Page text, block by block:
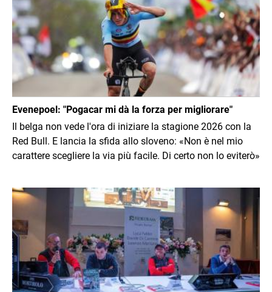
Evenepoel: "Pogacar mi dà la forza per migliorare"
Il belga non vede l'ora di iniziare la stagione 2026 con la
Red Bull. E lancia la sfida allo sloveno: «Non è nel mio
carattere scegliere la via più facile. Di certo non lo eviterò»
Immagine